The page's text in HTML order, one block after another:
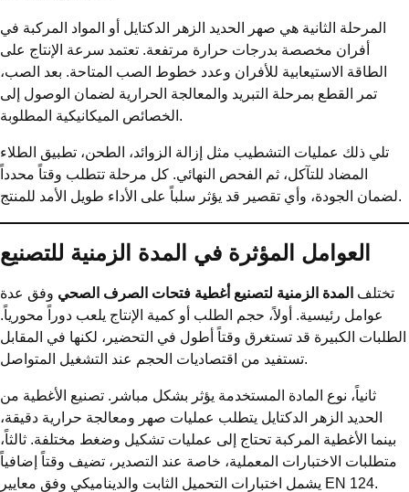
المرحلة الثانية هي صهر الحديد الزهر الدكتايل أو المواد المركبة في
أفران مخصصة بدرجات حرارة مرتفعة. تعتمد سرعة الإنتاج على
الطاقة الاستيعابية للأفران وعدد خطوط الصب المتاحة. بعد الصب،
تمر القطع بمرحلة التبريد والمعالجة الحرارية لضمان الوصول إلى
الخصائص الميكانيكية المطلوبة.
تلي ذلك عمليات التشطيب مثل إزالة الزوائد، الطحن، تطبيق الطلاء
المضاد للتآكل، ثم الفحص النهائي. كل مرحلة تتطلب وقتاً محدداً
لضمان الجودة، وأي تقصير قد يؤثر سلباً على الأداء طويل الأمد للمنتج.
العوامل المؤثرة في المدة الزمنية للتصنيع
تختلف المدة الزمنية لتصنيع أغطية فتحات الصرف الصحي وفق عدة
عوامل رئيسية. أولاً، حجم الطلب أو كمية الإنتاج يلعب دوراً محورياً.
الطلبات الكبيرة قد تستغرق وقتاً أطول في التحضير، لكنها في المقابل
تستفيد من اقتصاديات الحجم عند التشغيل المتواصل.
ثانياً، نوع المادة المستخدمة يؤثر بشكل مباشر. تصنيع الأغطية من
الحديد الزهر الدكتايل يتطلب عمليات صهر ومعالجة حرارية دقيقة،
بينما الأغطية المركبة تحتاج إلى عمليات تشكيل وضغط مختلفة. ثالثاً،
متطلبات الاختبارات المعملية، خاصة عند التصدير، تضيف وقتاً إضافياً
يشمل اختبارات التحميل الثابت والديناميكي وفق معايير EN 124.